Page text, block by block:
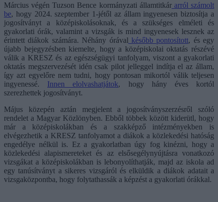
Március végén Tuzson Bence kormányzati államtitkárarról számolt
be, hogy 2024. szeptember 1-jétől az állam ingyenesen biztosítja a
jogosítványt a középiskolásoknak, és a szükséges elméleti és
gyakorlati órák, valamint a vizsgák is mind ingyenesek lesznek az
érintett diákok számára. Néhány órával később pontosított, és egy
újabb bejegyzésben kiemelte, hogy a középiskolai oktatás részévé
válik a KRESZ és az egészségügyi tanfolyam, viszont a gyakorlati
oktatás megszervezését idén csak pilot jelleggel indítja el az állam,
így azt egyelőre nem tudni, hogy pontosan mikortól válik teljesen
ingyenessé. Innen elolvashatjátok, hogy hány éves kortól
szerezhettek jogosítványt.
Május közepén aztán megjelent a jogosítványszerzésről szóló
rendelet a Magyar Közlönyben. Ebből többek között kiderütl, hogy
már a középiskolákban és a szakképző intézményekben is
elvégezhetik a KRESZ tanfolyamot a diákok a közlekedési hatóság
engedélye nélkül is. Ez a gyakorlatban úgy fog kinézni, hogy a
közlekedési alapismereteket és az elsősegélynyújtásra vonatkozó
vizsgákat a középiskolákban is lebonyolíthatják, majd az iskola ad
egy tanúsítványt a sikeres vizsgáról és elküldik a diákok adatait a
vizsgaközpontba, hogy folytathassák a képzést a gyakorlati órákkal.